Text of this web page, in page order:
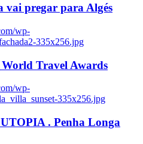
vai pregar para Algés
wp-
335x256.jpg
Travel Awards
wp-
335x256.jpg
. Penha Longa